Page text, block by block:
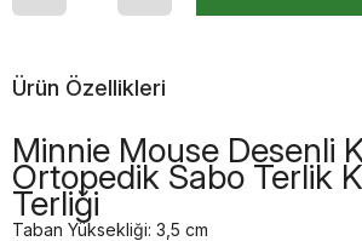
Ürün Özellikleri
Minnie Mouse Desenli
Ortopedik Sabo Terlik
Terliği
Taban Yüksekliği: 3,5 cm